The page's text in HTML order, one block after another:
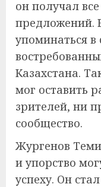
он получал
предложений.
упоминаться в
Казахстана.
мог оставить
зрителей, ни
сообщество.
Жургенов
и упорство
успеху. Он